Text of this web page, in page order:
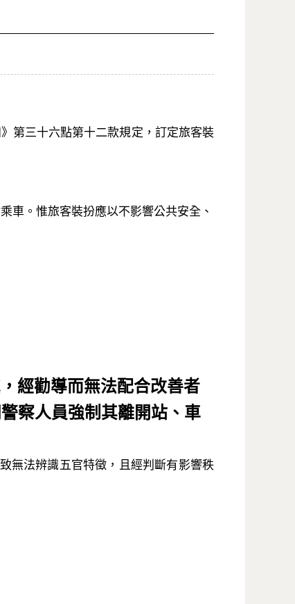
第三十六點第十二款規定，訂定旅客裝
。惟旅客裝扮應以不影響公共安全、
經勸導而無法配合改善者
察人員強制其離開站、車
法辨識五官特徵，且經判斷有影響秩